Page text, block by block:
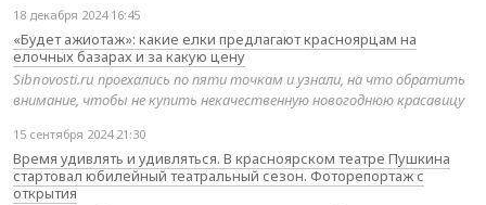
18 декабря 2024 16:45
«Будет ажиотаж»: какие елки предлагают красноярцам на
елочных базарах и за какую цену
Sibnovosti.ru проехались по пяти точкам и узнали, на что обратить
внимание, чтобы не купить некачественную новогоднюю красавицу
15 сентября 2024 21:30
Время удивлять и удивляться. В красноярском театре Пушкина
стартовал юбилейный театральный сезон. Фоторепортаж с
открытия